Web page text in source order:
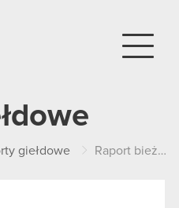
giełdowe Raport bieżący nr 2/2017